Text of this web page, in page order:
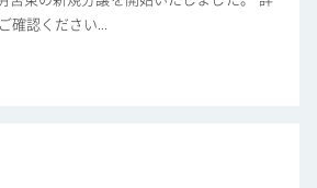
確認ください...